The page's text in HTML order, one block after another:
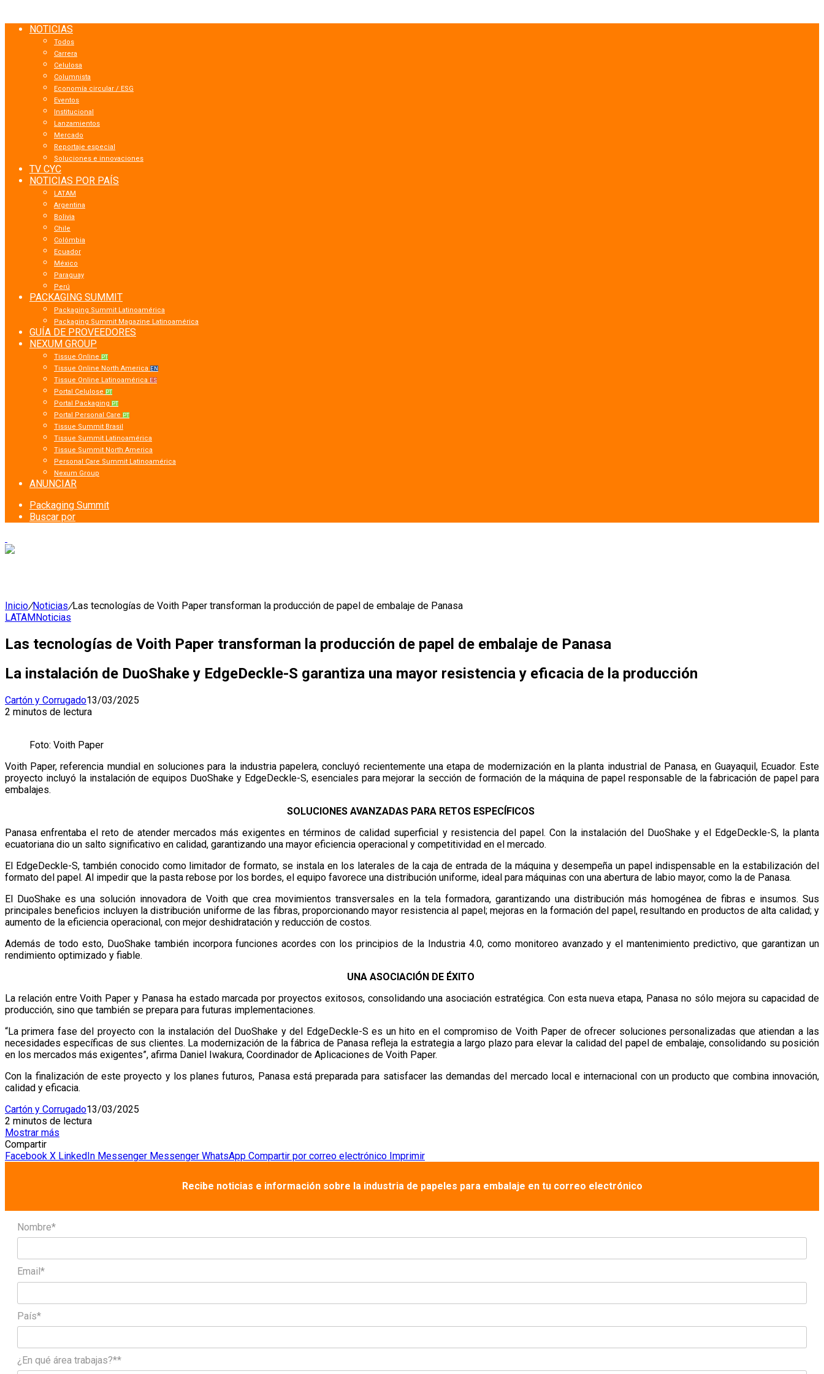
NOTICIAS
Todos
Carrera
Celulosa
Columnista
Economía circular / ESG
Eventos
Institucional
Lanzamientos
Mercado
Reportaje especial
Soluciones e innovaciones
TV CYC
NOTICIAS POR PAÍS
LATAM
Argentina
Bolivia
Chile
Colômbia
Ecuador
México
Paraguay
Perú
PACKAGING SUMMIT
Packaging Summit Latinoamérica
Packaging Summit Magazine Latinoamérica
GUÍA DE PROVEEDORES
NEXUM GROUP
Tissue Online PT
Tissue Online North America EN
Tissue Online Latinoamérica ES
Portal Celulose PT
Portal Packaging PT
Portal Personal Care PT
Tissue Summit Brasil
Tissue Summit Latinoamérica
Tissue Summit North America
Personal Care Summit Latinoamérica
Nexum Group
ANUNCIAR
Packaging Summit
Buscar por
Inicio/Noticias/Las tecnologías de Voith Paper transforman la producción de papel de embalaje de Panasa
LATAMNoticias
Las tecnologías de Voith Paper transforman la producción de papel de embalaje de Panasa
La instalación de DuoShake y EdgeDeckle-S garantiza una mayor resistencia y eficacia de la producción
Cartón y Corrugado13/03/2025
2 minutos de lectura
Foto: Voith Paper
Voith Paper, referencia mundial en soluciones para la industria papelera, concluyó recientemente una etapa de modernización en la planta industrial de Panasa, en Guayaquil, Ecuador. Este
proyecto incluyó la instalación de equipos DuoShake y EdgeDeckle-S, esenciales para mejorar la sección de formación de la máquina de papel responsable de la fabricación de papel para
embalajes.
SOLUCIONES AVANZADAS PARA RETOS ESPECÍFICOS
Panasa enfrentaba el reto de atender mercados más exigentes en términos de calidad superficial y resistencia del papel. Con la instalación del DuoShake y el EdgeDeckle-S, la planta
ecuatoriana dio un salto significativo en calidad, garantizando una mayor eficiencia operacional y competitividad en el mercado.
El EdgeDeckle-S, también conocido como limitador de formato, se instala en los laterales de la caja de entrada de la máquina y desempeña un papel indispensable en la estabilización del
formato del papel. Al impedir que la pasta rebose por los bordes, el equipo favorece una distribución uniforme, ideal para máquinas con una abertura de labio mayor, como la de Panasa.
El DuoShake es una solución innovadora de Voith que crea movimientos transversales en la tela formadora, garantizando una distribución más homogénea de fibras e insumos. Sus
principales beneficios incluyen la distribución uniforme de las fibras, proporcionando mayor resistencia al papel; mejoras en la formación del papel, resultando en productos de alta calidad; y
aumento de la eficiencia operacional, con mejor deshidratación y reducción de costos.
Además de todo esto, DuoShake también incorpora funciones acordes con los principios de la Industria 4.0, como monitoreo avanzado y el mantenimiento predictivo, que garantizan un
rendimiento optimizado y fiable.
UNA ASOCIACIÓN DE ÉXITO
La relación entre Voith Paper y Panasa ha estado marcada por proyectos exitosos, consolidando una asociación estratégica. Con esta nueva etapa, Panasa no sólo mejora su capacidad de
producción, sino que también se prepara para futuras implementaciones.
“La primera fase del proyecto con la instalación del DuoShake y del EdgeDeckle-S es un hito en el compromiso de Voith Paper de ofrecer soluciones personalizadas que atiendan a las
necesidades específicas de sus clientes. La modernización de la fábrica de Panasa refleja la estrategia a largo plazo para elevar la calidad del papel de embalaje, consolidando su posición
en los mercados más exigentes”, afirma Daniel Iwakura, Coordinador de Aplicaciones de Voith Paper.
Con la finalización de este proyecto y los planes futuros, Panasa está preparada para satisfacer las demandas del mercado local e internacional con un producto que combina innovación,
calidad y eficacia.
Cartón y Corrugado13/03/2025
2 minutos de lectura
Mostrar más
Compartir
Facebook X LinkedIn Messenger Messenger WhatsApp Compartir por correo electrónico Imprimir
Recibe noticias e información sobre la industria de papeles para embalaje en tu correo electrónico
Nombre*
Email*
País*
¿En qué área trabajas?**